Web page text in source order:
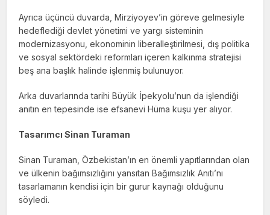
Ayrıca üçüncü duvarda, Mirziyoyev’in göreve gelmesiyle
hedeflediği devlet yönetimi ve yargı sisteminin
modernizasyonu, ekonominin liberalleştirilmesi, dış politika
ve sosyal sektördeki reformları içeren kalkınma stratejisi
beş ana başlık halinde işlenmiş bulunuyor.
Arka duvarlarında tarihi Büyük İpekyolu’nun da işlendiği
anıtın en tepesinde ise efsanevi Hüma kuşu yer alıyor.
Tasarımcı Sinan Turaman
Sinan Turaman, Özbekistan’ın en önemli yapıtlarından olan
ve ülkenin bağımsızlığını yansıtan Bağımsızlık Anıtı’nı
tasarlamanın kendisi için bir gurur kaynağı olduğunu
söyledi.